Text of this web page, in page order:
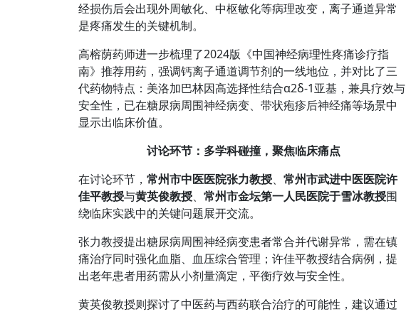
经损伤后会出现外周敏化、中枢敏化等病理改变，离子通道异常
是疼痛发生的关键机制。
高榕荫药师进一步梳理了2024版《中国神经病理性疼痛诊疗指
南》推荐用药，强调钙离子通道调节剂的一线地位，并对比了三
代药物特点：美洛加巴林因高选择性结合α2δ-1亚基，兼具疗效与
安全性，已在糖尿病周围神经病变、带状疱疹后神经痛等场景中
显示出临床价值。
讨论环节：多学科碰撞，聚焦临床痛点
在讨论环节， 常州市中医医院张力教授、 常州市武进中医医院许
佳平教授与黄英俊教授、 常州市金坛第一人民医院于雪冰教授围
绕临床实践中的关键问题展开交流。
张力教授提出糖尿病周围神经病变患者常合并代谢异常，需在镇
痛治疗同时强化血脂、血压综合管理；许佳平教授结合病例，提
出老年患者用药需从小剂量滴定，平衡疗效与安全性。
黄英俊教授则探讨了中医药与西药联合治疗的可能性，建议通过